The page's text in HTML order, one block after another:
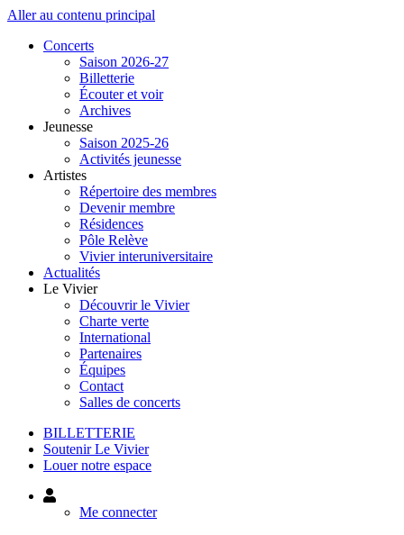
Aller au contenu principal
Concerts
Saison 2026-27
Billetterie
Écouter et voir
Archives
Jeunesse
Saison 2025-26
Activités jeunesse
Artistes
Répertoire des membres
Devenir membre
Résidences
Pôle Relève
Vivier interuniversitaire
Actualités
Le Vivier
Découvrir le Vivier
Charte verte
International
Partenaires
Équipes
Contact
Salles de concerts
BILLETTERIE
Soutenir Le Vivier
Louer notre espace
Utilisateur
Me connecter